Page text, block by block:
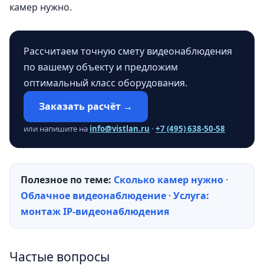
камер нужно.
Рассчитаем точную смету видеонаблюдения
по вашему объекту и предложим
оптимальный класс оборудования.
Заказать расчёт →
или напишите на info@vistlan.ru · +7 (495) 638-50-58
Полезное по теме: Сколько камер нужно ·
Облачное видеонаблюдение · Услуга:
монтаж IP-видеонаблюдения
Частые вопросы